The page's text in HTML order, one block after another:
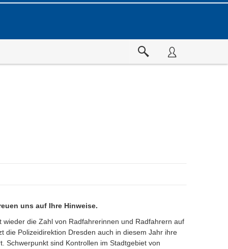
uns auf Ihre Hinweise.
die Zahl von Radfahrerinnen und Radfahrern auf
die Polizeidirektion Dresden auch in diesem Jahr ihre
Schwerpunkt sind Kontrollen im Stadtgebiet von